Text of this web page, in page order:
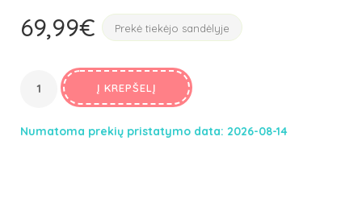
69,99€ Prekė tiekėjo sandėlyje
Į KREPŠELĮ
Numatoma prekių pristatymo data: 2026-08-14